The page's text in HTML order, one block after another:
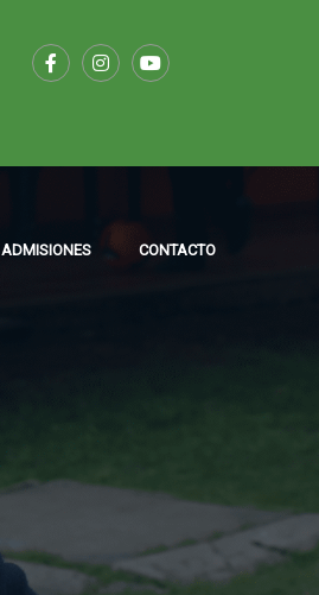
ADMISIONES CONTACTO